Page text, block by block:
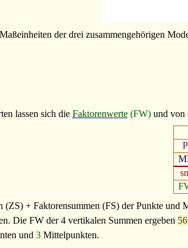
der drei zusammengehörigen
lassen sich die Faktorenwerte (FW) und von
P
(ZS) + Faktorensummen (FS) der Punkte und
Die FW der 4 vertikalen Summen ergeben 56
und 3Mittelpunkten.